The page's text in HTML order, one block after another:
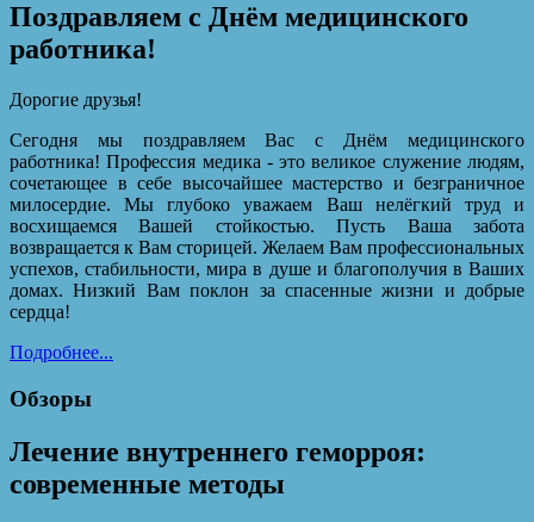
Поздравляем с Днём медицинского
работника!
Дорогие друзья!
Сегодня мы поздравляем Вас с Днём медицинского
работника! Профессия медика - это великое служение людям,
сочетающее в себе высочайшее мастерство и безграничное
милосердие. Мы глубоко уважаем Ваш нелёгкий труд и
восхищаемся Вашей стойкостью. Пусть Ваша забота
возвращается к Вам сторицей. Желаем Вам профессиональных
успехов, стабильности, мира в душе и благополучия в Ваших
домах. Низкий Вам поклон за спасенные жизни и добрые
сердца!
Подробнее...
Обзоры
Лечение внутреннего геморроя:
современные методы